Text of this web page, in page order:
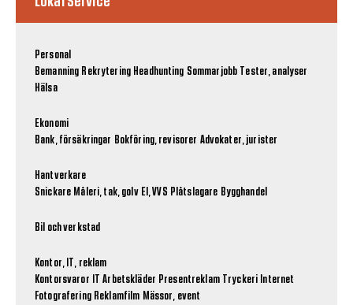
Personal
Bemanning Rekrytering Headhunting Sommarjobb
Tester, analyser
Hälsa
Ekonomi
Bank, försäkringar Bokföring, revisorer Advokater, jurister
Hantverkare
Snickare Måleri, tak, golv El, VVS Plåtslagare Bygghandel
Bil och verkstad
Kontor, IT, reklam
Kontorsvaror
Arbetskläder Presentreklam Tryckeri Internet
Fotografering Reklamfilm Mässor, event